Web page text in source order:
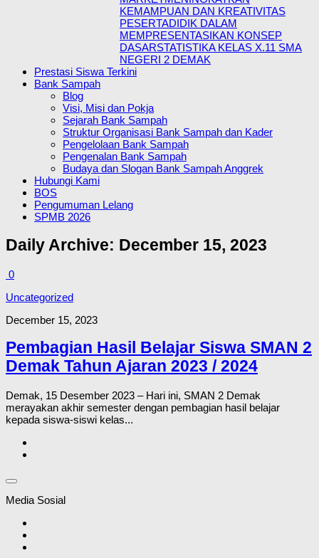
KEMAMPUAN DAN KREATIVITAS
PESERTADIDIK DALAM
MEMPRESENTASIKAN KONSEP
DASARSTATISTIKA KELAS X.11 SMA
NEGERI 2 DEMAK
Prestasi Siswa Terkini
Bank Sampah
Blog
Visi, Misi dan Pokja
Sejarah Bank Sampah
Struktur Organisasi Bank Sampah dan Kader
Pengelolaan Bank Sampah
Pengenalan Bank Sampah
Budaya dan Slogan Bank Sampah Anggrek
Hubungi Kami
BOS
Pengumuman Lelang
SPMB 2026
Daily Archive: December 15, 2023
0
Uncategorized
December 15, 2023
Pembagian Hasil Belajar Siswa SMAN 2
Demak Tahun Ajaran 2023 / 2024
Demak, 15 Desember 2023 – Hari ini, SMAN 2 Demak
merayakan akhir semester dengan pembagian hasil belajar
kepada siswa-siswi kelas...
Media Sosial